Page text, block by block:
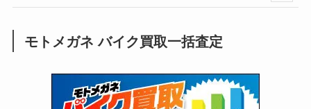
(31)
(51)
(24)
(16)
(64)
(16)
(249)
(12)(66)
(16)
(1,141)
(166)
(137)
(73)
(2,744)
(126)
(170)
(171)
(118)
(8)
(1,605)
モトメガネ バイク買取一括査定